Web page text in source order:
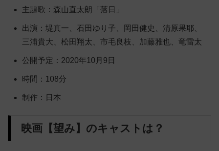
主題歌：森山直太朗「落日」
出演：堤真一、石田ゆり子、岡田健史、清原果耶、
三浦貴大、松田翔太、市毛良枝、加藤雅也、竜雷太
公開予定：2020年10月9日
時間：108分
制作：日本
映画【望み】のキャストは？